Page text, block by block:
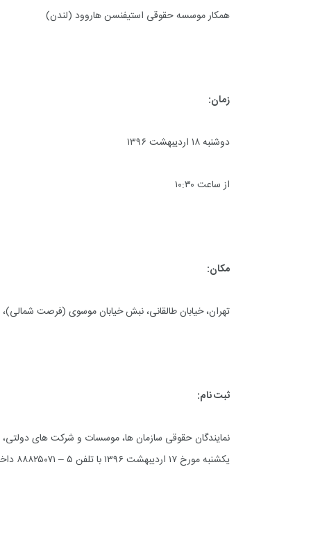
همکار موسسه حقوقی استیفنسن هاروود (لندن)
زمان:
دوشنبه ۱۸ اردیبهشت ۱۳۹۶
از ساعت ۱۰:۳۰
مکان:
تهران، خیابان طالقانی، نبش خیابان موسوی (فرصت شمالی)، شماره ۸۰، مرکز امور حقوقی بین المللی
ثبت نام:
نمایندگان حقوقی سازمان ها، موسسات و شرکت های
یکشنبه مورخ ۱۷ اردیبهشت ۱۳۹۶ با تلفن ۵ – ۸۸۸۲۵۰۷۱ داخلی ۱۵۹ (آقای افراز) تماس حاصل نمایند.